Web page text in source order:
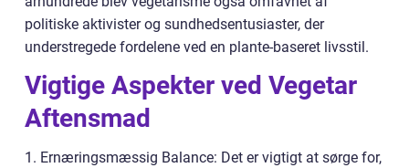
politiske aktivister og sundhedsentusiaster, der
understregede fordelene ved en plante-baseret livsstil.
Vigtige Aspekter ved Vegetar
Aftensmad
1. Ernæringsmæssig Balance: Det er vigtigt at sørge for,